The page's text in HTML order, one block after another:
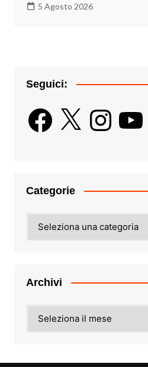
5 Agosto 2026
Seguici:
Facebook
X InstagramYouTube
Categorie
Archivi